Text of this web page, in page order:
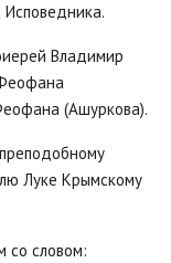
Владимир
(Ашуркова).
Луке Крымскому
со словом: